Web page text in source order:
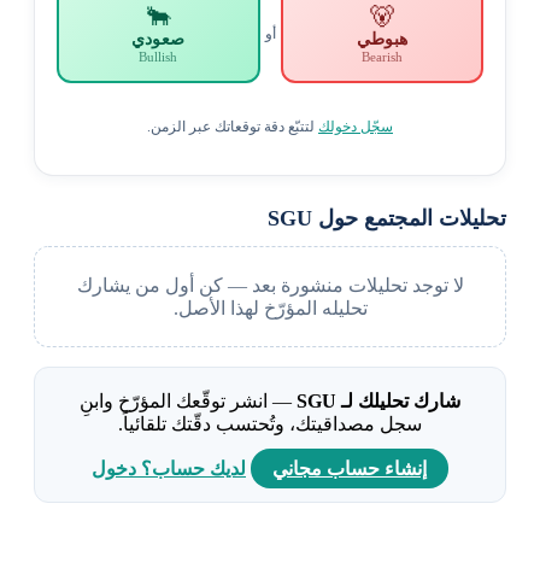
🐻
هبوطي
Bearish
أو
🐂
صعودي
Bullish
سجّل دخولكلتتبّع دقة توقعاتك عبر الزمن.
تحليلات المجتمع حول SGU
لا توجد تحليلات منشورة بعد — كن أول من يشارك
تحليله المؤرّخ لهذا الأصل.
شارك تحليلك لـ SGU
— انشر توقّعك المؤرّخ وابنِ
سجل مصداقيتك، وتُحتسب دقّتك تلقائياً.
إنشاء حساب مجاني لديك حساب؟ دخول